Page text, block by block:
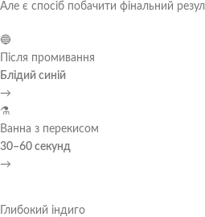
Але є спосіб побачити фінальний
🔵
Після промивання
Блідий синій
→
⚗️
Ванна з перекисом
30–60 секунд
→
Глибокий індиго